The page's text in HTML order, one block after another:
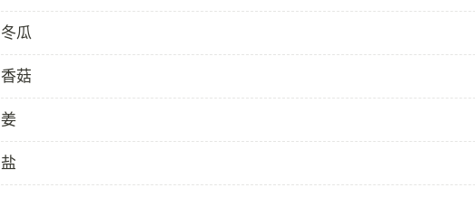
冬瓜
香菇
姜
盐